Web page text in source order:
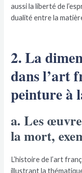
aussi la liberté de
dualité entre la
2. La
dans l’art
peinture à
a. Les
la mort,
L’histoire de l’art
illustrant la